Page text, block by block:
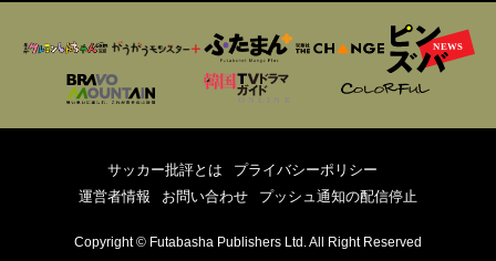
サッカー批評とは
プライバシーポリシー
運営者情報
お問い合わせ プッシュ通知の配信停止
Copyright © Futabasha Publishers Ltd. All Right Reserved